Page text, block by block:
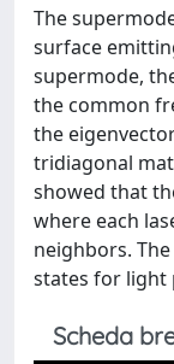
The
surface
supermode,
the common
the
tridiagonal
showed that
where each
neighbors.
states for light
Scheda